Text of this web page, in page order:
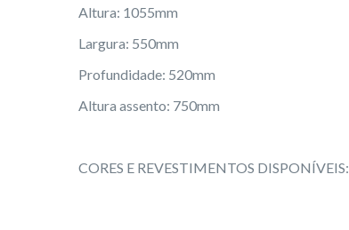
Altura: 1055mm
Largura: 550mm
Profundidade: 520mm
Altura assento: 750mm
CORES E REVESTIMENTOS DISPONÍVEIS: